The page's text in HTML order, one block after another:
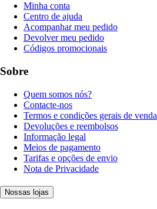
Minha conta
Centro de ajuda
Acompanhar meu pedido
Devolver meu pedido
Códigos promocionais
Sobre
Quem somos nós?
Contacte-nos
Termos e condições gerais de venda
Devoluções e reembolsos
Informação legal
Meios de pagamento
Tarifas e opções de envio
Nota de Privacidade
Nossas lojas